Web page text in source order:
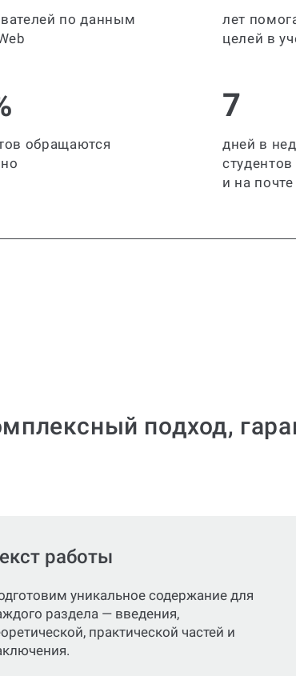
по данным
лет
целей в
обращаются
7
дней в
и на почте
подход,
работы
уникальное содержание для
раздела — введения,
практической частей и